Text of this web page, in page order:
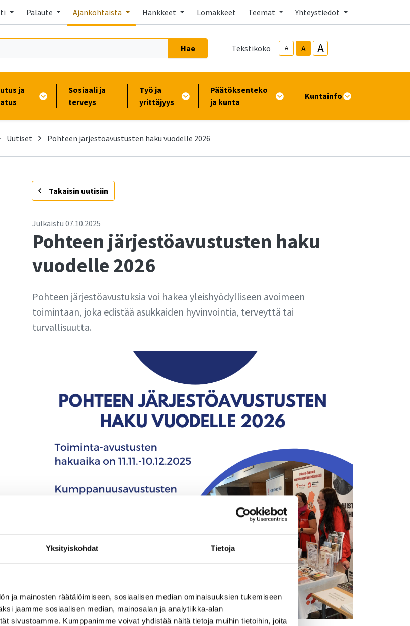
Yksityiskohdat Tietoja
ja mainosten räätälöimiseen, sosiaalisen median ominaisuuksien tukemiseen
jaamme sosiaalisen median, mainosalan ja analytiikka-alan
sivustoamme. Kumppanimme voivat yhdistää näitä tietoja muihin tietoihin, joita
Palaute Ajankohtaista Hankkeet Lomakkeet Teemat Yhteystiedot
Hae Tekstikoko A A A
ja
Sosiaali ja
terveys
Työ ja
yrittäjyys
Päätöksenteko
ja kunta
Kuntainfo
Uutiset Pohteen järjestöavustusten haku vuodelle 2026
- Takaisin uutisiin
Julkaistu 07.10.2025
Pohteen järjestöavustusten haku
vuodelle 2026
Pohteen järjestöavustuksia voi hakea yleishyödylliseen avoimeen
toimintaan, joka edistää asukkaiden hyvinvointia, terveyttä tai
turvallisuutta.